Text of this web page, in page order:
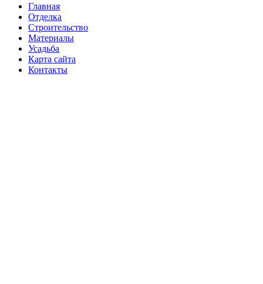
Главная
Отделка
Строительство
Материалы
Усадьба
Карта сайта
Контакты